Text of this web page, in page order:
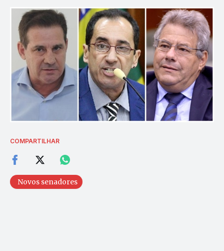
COMPARTILHAR
Novos senadores